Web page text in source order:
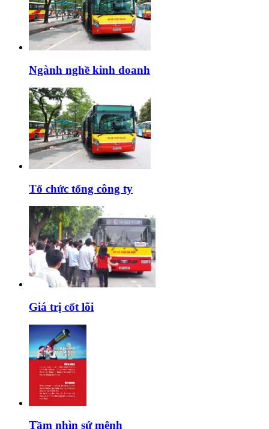
Ngành nghề kinh doanh
Tổ chức tổng công ty
Giá trị cốt lõi
Tầm nhìn sứ mệnh